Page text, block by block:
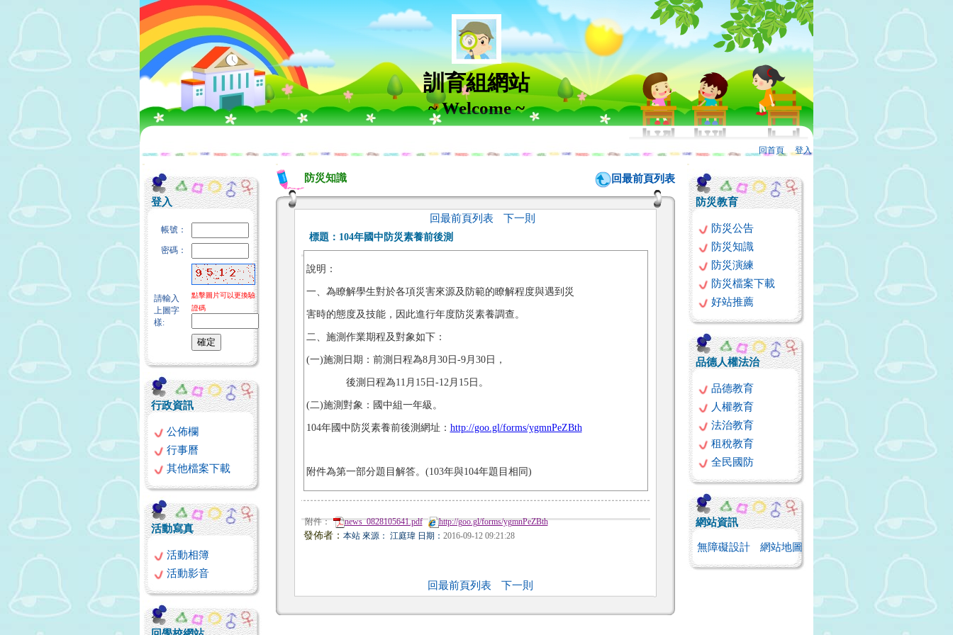
訓育組網站
~ Welcome ~
回首頁 、登入
:::
登入
帳號：
密碼：
請輸入
上圖字
樣:
點擊圖片可以更換驗
證碼
行政資訊
公佈欄
行事曆
其他檔案下載
活動寫真
活動相簿
活動影音
:::
防災知識 回最前頁列表
回最前頁列表 下一則
標題： 104年國中防災素養前後測
說明：
一、為瞭解學生對於各項災害來源及防範的瞭解程度與遇到災
害時的態度及技能，因此進行年度防災素養調查。
二、施測作業期程及對象如下：
(一)施測日期：前測日程為8月30日-9月30日，
後測日程為11月15日-12月15日。
(二)施測對象：國中組一年級。
104年國中防災素養前後測網址： http://goo.gl/forms/ygmnPeZBth
附件為第一部分題目解答。(103年與104年題目相同)
附件： news_0828105641.pdf http://goo.gl/forms/ygmnPeZBth
發佈者： 本站 來源： 江庭瑋 日期： 2016-09-12 09:21:28
回最前頁列表 下一則
:::
防災教育
防災公告
防災知識
防災演練
防災檔案下載
好站推薦
品德人權法治
品德教育
人權教育
法治教育
租稅教育
全民國防
網站資訊
無障礙設計 網站地圖